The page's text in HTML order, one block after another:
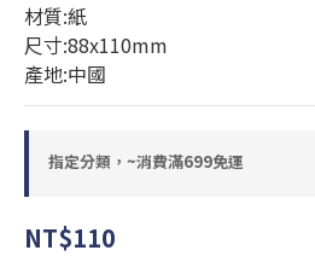
材質:紙
尺寸:88x110mm
產地:中國
指定分類，~消費滿699免運
NT$110